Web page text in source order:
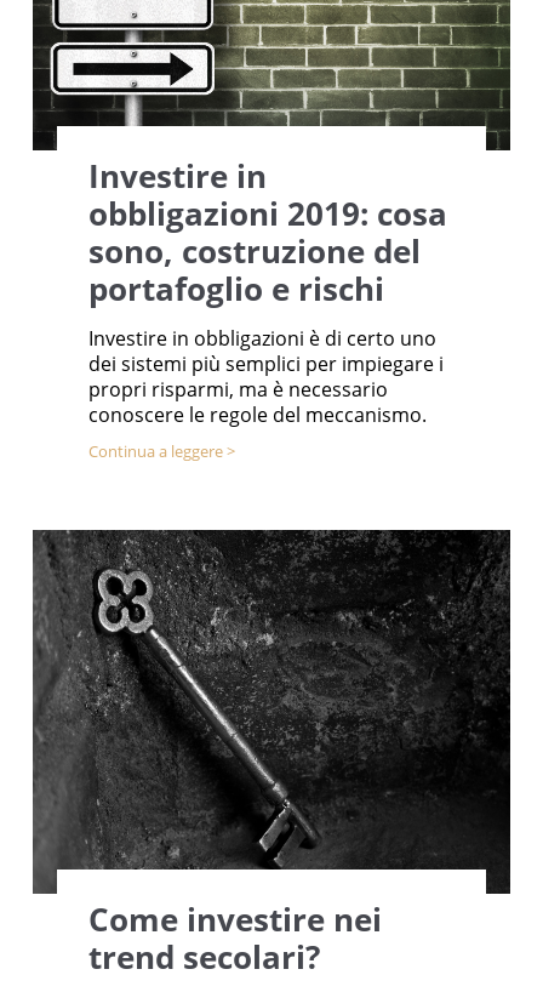
Investire in
obbligazioni 2019: cosa
sono, costruzione del
portafoglio e rischi
Investire in obbligazioni è di certo uno
dei sistemi più semplici per impiegare i
propri risparmi, ma è necessario
conoscere le regole del meccanismo.
Continua a leggere >
Come investire nei
trend secolari?